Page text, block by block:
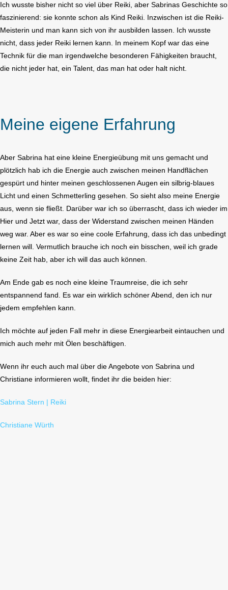
Ich wusste bisher nicht so viel über Reiki, aber Sabrinas Geschichte so
faszinierend: sie konnte schon als Kind Reiki. Inzwischen ist die Reiki-
Meisterin und man kann sich von ihr ausbilden lassen. Ich wusste
nicht, dass jeder Reiki lernen kann. In meinem Kopf war das eine
Technik für die man irgendwelche besonderen Fähigkeiten braucht,
die nicht jeder hat, ein Talent, das man hat oder halt nicht.
Meine eigene Erfahrung
Aber Sabrina hat eine kleine Energieübung mit uns gemacht und
plötzlich hab ich die Energie auch zwischen meinen Handflächen
gespürt und hinter meinen geschlossenen Augen ein silbrig-blaues
Licht und einen Schmetterling gesehen. So sieht also meine Energie
aus, wenn sie fließt. Darüber war ich so überrascht, dass ich wieder im
Hier und Jetzt war, dass der Widerstand zwischen meinen Händen
weg war. Aber es war so eine coole Erfahrung, dass ich das unbedingt
lernen will. Vermutlich brauche ich noch ein bisschen, weil ich grade
keine Zeit hab, aber ich will das auch können.
Am Ende gab es noch eine kleine Traumreise, die ich sehr
entspannend fand. Es war ein wirklich schöner Abend, den ich nur
jedem empfehlen kann.
Ich möchte auf jeden Fall mehr in diese Energiearbeit eintauchen und
mich auch mehr mit Ölen beschäftigen.
Wenn ihr euch auch mal über die Angebote von Sabrina und
Christiane informieren wollt, findet ihr die beiden hier:
Sabrina Stern | Reiki
Christiane Würth